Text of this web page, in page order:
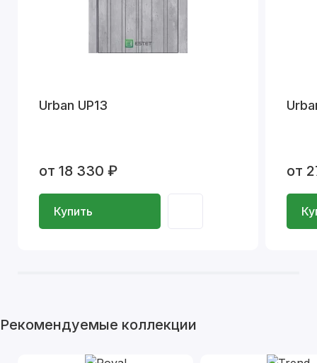
Urban UP13
от 18 330 ₽
Купить
от
Рекомендуемые коллекции